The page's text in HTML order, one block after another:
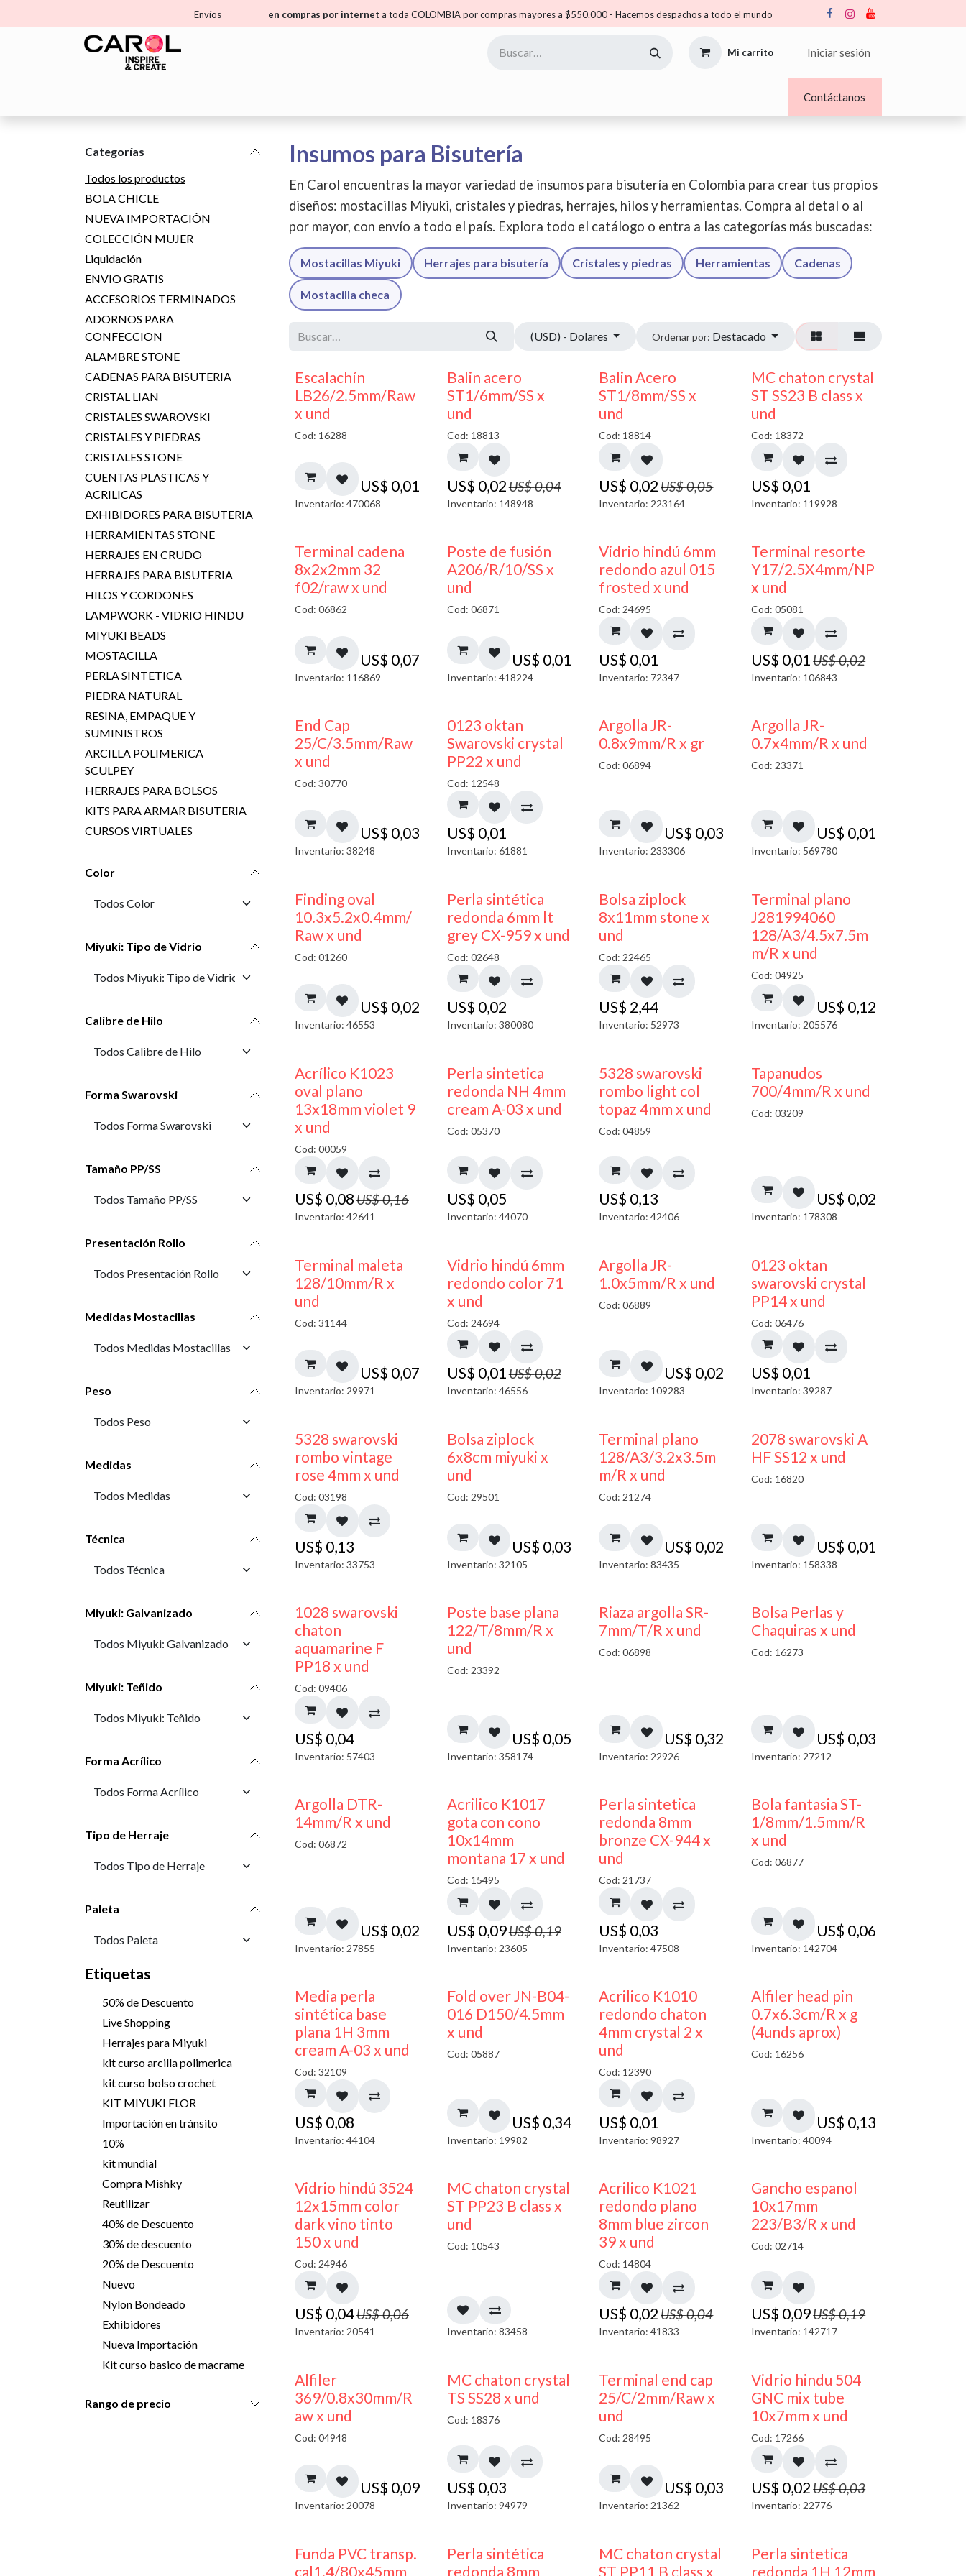
Envíos en compras por internet a toda COLOMBIA por compras mayores a $550.000 - Hacemos despachos a todo el mundo
Mi carrito Iniciar sesión
Contáctanos
Categorías
Todos los productos
BOLA CHICLE
NUEVA IMPORTACIÓN
COLECCIÓN MUJER
Liquidación
ENVIO GRATIS
ACCESORIOS TERMINADOS
ADORNOS PARA
CONFECCION
ALAMBRE STONE
CADENAS PARA BISUTERIA
CRISTAL LIAN
CRISTALES SWAROVSKI
CRISTALES Y PIEDRAS
CRISTALES STONE
CUENTAS PLASTICAS Y
ACRILICAS
EXHIBIDORES PARA BISUTERIA
HERRAMIENTAS STONE
HERRAJES EN CRUDO
HERRAJES PARA BISUTERIA
HILOS Y CORDONES
LAMPWORK - VIDRIO HINDU
MIYUKI BEADS
MOSTACILLA
PERLA SINTETICA
PIEDRA NATURAL
RESINA, EMPAQUE Y
SUMINISTROS
ARCILLA POLIMERICA
SCULPEY
HERRAJES PARA BOLSOS
KITS PARA ARMAR BISUTERIA
CURSOS VIRTUALES
Color
Miyuki: Tipo de Vidrio
Calibre de Hilo
Forma Swarovski
Tamaño PP/SS
Presentación Rollo
Medidas Mostacillas
Peso
Medidas
Técnica
Miyuki: Galvanizado
Miyuki: Teñido
Forma Acrílico
Tipo de Herraje
Paleta
Etiquetas
50% de Descuento
Live Shopping
Herrajes para Miyuki
kit curso arcilla polimerica
kit curso bolso crochet
KIT MIYUKI FLOR
Importación en tránsito
10%
kit mundial
Compra Mishky
Reutilizar
40% de Descuento
30% de descuento
20% de Descuento
Nuevo
Nylon Bondeado
Exhibidores
Nueva Importación
Kit curso basico de macrame
Rango de precio
Insumos para Bisutería
En Carol encuentras la mayor variedad de insumos para bisutería en Colombia para crear tus propios
diseños: mostacillas Miyuki, cristales y piedras, herrajes, hilos y herramientas. Compra al detal o al
por mayor, con envío a todo el país. Explora todo el catálogo o entra a las categorías más buscadas:
Mostacillas Miyuki Herrajes para bisutería Cristales y piedras Herramientas Cadenas
Mostacilla checa
(USD) - Dolares Ordenar por: Destacado
Escalachín
LB26/2.5mm/Raw
x und
Cod: 16288
US$ 0,01
Inventario: 470068
50% DESCUENTO
Balin acero
ST1/6mm/SS x
und
Cod: 18813
US$ 0,02US$0,04
Inventario: 148948
50% DESCUENTO
Balin Acero
ST1/8mm/SS x
und
Cod: 18814
US$ 0,02 US$0,05
Inventario: 223164
MC chaton crystal
ST SS23 B class x
und
Cod: 18372
US$ 0,01
Inventario: 119928
Terminal cadena
8x2x2mm 32
f02/raw x und
Cod: 06862
US$ 0,07
Inventario: 116869
Poste de fusión
A206/R/10/SS x
und
Cod: 06871
US$ 0,01
Inventario: 418224
40% DESCUENTO
Vidrio hindú 6mm
redondo azul 015
frosted x und
Cod: 24695
US$ 0,01
Inventario: 72347
50% DESCUENTO
Terminal resorte
Y17/2.5X4mm/NP
x und
Cod: 05081
US$ 0,01 US$0,02
Inventario: 106843
End Cap
25/C/3.5mm/Raw
x und
Cod: 30770
US$ 0,03
Inventario: 38248
0123 oktan
Swarovski crystal
PP22 x und
Cod: 12548
US$ 0,01
Inventario: 61881
Argolla JR-
0.8x9mm/R x gr
Cod: 06894
US$ 0,03
Inventario: 233306
Argolla JR-
0.7x4mm/R x und
Cod: 23371
US$ 0,01
Inventario: 569780
Finding oval
10.3x5.2x0.4mm/
Raw x und
Cod: 01260
US$ 0,02
Inventario: 46553
Perla sintética
redonda 6mm lt
grey CX-959 x und
Cod: 02648
US$ 0,02
Inventario: 380080
¡NUEVO!
Bolsa ziplock
8x11mm stone x
und
Cod: 22465
US$ 2,44
Inventario: 52973
Terminal plano
J281994060
128/A3/4.5x7.5m
m/R x und
Cod: 04925
US$ 0,12
Inventario: 205576
50% DESCUENTO
Acrílico K1023
oval plano
13x18mm violet 9
x und
Cod: 00059
US$ 0,08US$0,16
Inventario: 42641
Perla sintetica
redonda NH 4mm
cream A-03 x und
Cod: 05370
US$ 0,05
Inventario: 44070
5328 swarovski
rombo light col
topaz 4mm x und
Cod: 04859
US$ 0,13
Inventario: 42406
Tapanudos
700/4mm/R x und
Cod: 03209
US$ 0,02
Inventario: 178308
Terminal maleta
128/10mm/R x
und
Cod: 31144
US$ 0,07
Inventario: 29971
40% DESCUENTO
Vidrio hindú 6mm
redondo color 71
x und
Cod: 24694
US$ 0,01US$0,02
Inventario: 46556
Argolla JR-
1.0x5mm/R x und
Cod: 06889
US$ 0,02
Inventario: 109283
0123 oktan
swarovski crystal
PP14 x und
Cod: 06476
US$ 0,01
Inventario: 39287
5328 swarovski
rombo vintage
rose 4mm x und
Cod: 03198
US$ 0,13
Inventario: 33753
¡NUEVO!
Bolsa ziplock
6x8cm miyuki x
und
Cod: 29501
US$ 0,03
Inventario: 32105
Terminal plano
128/A3/3.2x3.5m
m/R x und
Cod: 21274
US$ 0,02
Inventario: 83435
2078 swarovski A
HF SS12 x und
Cod: 16820
US$ 0,01
Inventario: 158338
1028 swarovski
chaton
aquamarine F
PP18 x und
Cod: 09406
US$ 0,04
Inventario: 57403
Poste base plana
122/T/8mm/R x
und
Cod: 23392
US$ 0,05
Inventario: 358174
Riaza argolla SR-
7mm/T/R x und
Cod: 06898
US$ 0,32
Inventario: 22926
Bolsa Perlas y
Chaquiras x und
Cod: 16273
US$ 0,03
Inventario: 27212
Argolla DTR-
14mm/R x und
Cod: 06872
US$ 0,02
Inventario: 27855
50% DESCUENTO
Acrilico K1017
gota con cono
10x14mm
montana 17 x und
Cod: 15495
US$ 0,09US$0,19
Inventario: 23605
Perla sintetica
redonda 8mm
bronze CX-944 x
und
Cod: 21737
US$ 0,03
Inventario: 47508
Bola fantasia ST-
1/8mm/1.5mm/R
x und
Cod: 06877
US$ 0,06
Inventario: 142704
Media perla
sintética base
plana 1H 3mm
cream A-03 x und
Cod: 32109
US$ 0,08
Inventario: 44104
Fold over JN-B04-
016 D150/4.5mm
x und
Cod: 05887
US$ 0,34
Inventario: 19982
50% DESCUENTO
Acrilico K1010
redondo chaton
4mm crystal 2 x
und
Cod: 12390
US$ 0,01
Inventario: 98927
Alfiler head pin
0.7x6.3cm/R x g
(4unds aprox)
Cod: 16256
US$ 0,13
Inventario: 40094
40% DESCUENTO
Vidrio hindú 3524
12x15mm color
dark vino tinto
150 x und
Cod: 24946
US$ 0,04US$0,06
Inventario: 20541
MC chaton crystal
ST PP23 B class x
und
Cod: 10543
Inventario: 83458
50% DESCUENTO
Acrilico K1021
redondo plano
8mm blue zircon
39 x und
Cod: 14804
US$ 0,02 US$0,04
Inventario: 41833
50% DESCUENTO
Gancho espanol
10x17mm
223/B3/R x und
Cod: 02714
US$ 0,09US$0,19
Inventario: 142717
Alfiler
369/0.8x30mm/R
aw x und
Cod: 04948
US$ 0,09
Inventario: 20078
MC chaton crystal
TS SS28 x und
Cod: 18376
US$ 0,03
Inventario: 94979
Terminal end cap
25/C/2mm/Raw x
und
Cod: 28495
US$ 0,03
Inventario: 21362
40% DESCUENTO
Vidrio hindu 504
GNC mix tube
10x7mm x und
Cod: 17266
US$ 0,02US$0,03
Inventario: 22776
Funda PVC transp.
cal1.4/80x45mm
Perla sintética
redonda 8mm
MC chaton crystal
ST PP11 B class x
Perla sintetica
redonda 1H 12mm